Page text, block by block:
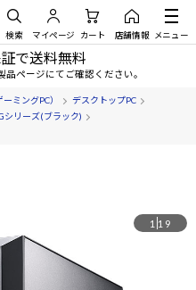
検索 マイページ カート 店舗情報 メニュー
で送料無料
ページにてご確認ください。
ミングPC）
デスクトップPC
シリーズ(ブラック)
1 19